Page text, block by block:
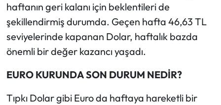
haftanın geri kalanı için beklentileri de
şekillendirmiş durumda. Geçen hafta 46,63 TL
seviyelerinde kapanan Dolar, haftalık bazda
önemli bir değer kazancı yaşadı.
EURO KURUNDA SON DURUM NEDİR?
Tıpkı Dolar gibi Euro da haftaya hareketli bir